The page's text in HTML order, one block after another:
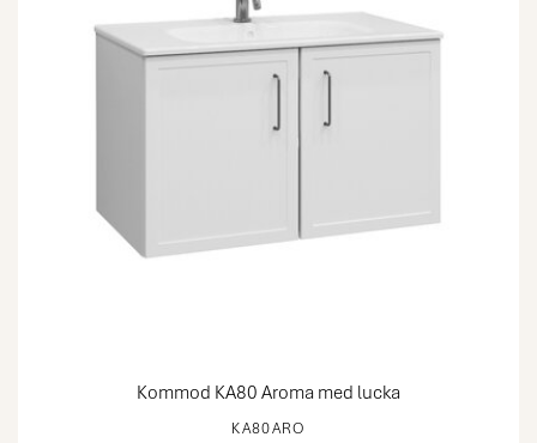
KA80ARO
Kommod KA80 Aroma med lucka